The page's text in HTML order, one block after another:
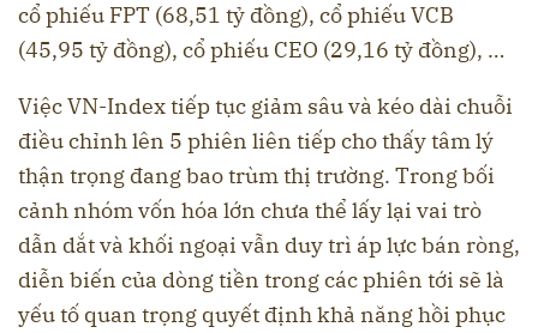
cổ phiếu FPT (68,51 tỷ đồng), cổ phiếu VCB
(45,95 tỷ đồng), cổ phiếu CEO (29,16 tỷ đồng), …
Việc VN-Index tiếp tục giảm sâu và kéo dài chuỗi
điều chỉnh lên 5 phiên liên tiếp cho thấy tâm lý
thận trọng đang bao trùm thị trường. Trong bối
cảnh nhóm vốn hóa lớn chưa thể lấy lại vai trò
dẫn dắt và khối ngoại vẫn duy trì áp lực bán ròng,
diễn biến của dòng tiền trong các phiên tới sẽ là
yếu tố quan trọng quyết định khả năng hồi phục